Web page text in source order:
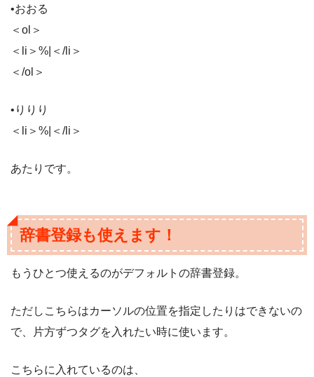
•おおる
＜ol＞
＜li＞%|＜/li＞
＜/ol＞
•りりり
＜li＞%|＜/li＞
あたりです。
辞書登録も使えます！
もうひとつ使えるのがデフォルトの辞書登録。
ただしこちらはカーソルの位置を指定したりはできないの
で、片方ずつタグを入れたい時に使います。
こちらに入れているのは、